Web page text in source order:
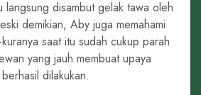
langsung disambut gelak tawa oleh
demikian, Aby juga memahami
saat itu sudah cukup parah
yang jauh membuat upaya
dilakukan.